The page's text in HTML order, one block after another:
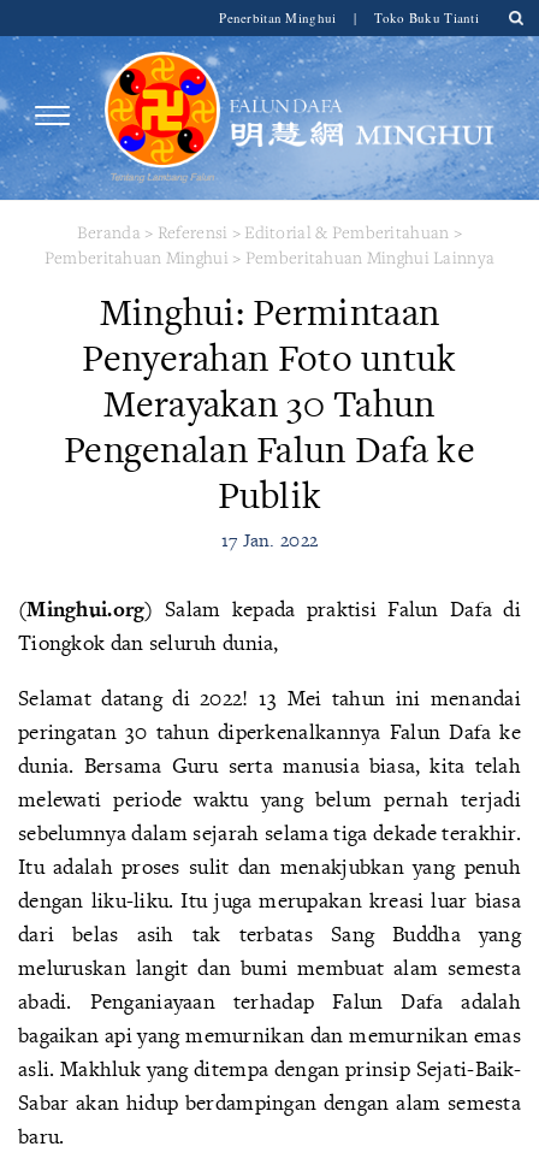
Penerbitan Minghui | Toko Buku Tianti
Beranda > Referensi > Editorial & Pemberitahuan >
Pemberitahuan Minghui > Pemberitahuan Minghui Lainnya
Minghui: Permintaan
Penyerahan Foto untuk
Merayakan 30 Tahun
Pengenalan Falun Dafa ke
Publik
17 Jan. 2022
(Minghui.org) Salam kepada praktisi Falun Dafa di
Tiongkok dan seluruh dunia,
Selamat datang di 2022! 13 Mei tahun ini menandai
peringatan 30 tahun diperkenalkannya Falun Dafa ke
dunia. Bersama Guru serta manusia biasa, kita telah
melewati periode waktu yang belum pernah terjadi
sebelumnya dalam sejarah selama tiga dekade terakhir.
Itu adalah proses sulit dan menakjubkan yang penuh
dengan liku-liku. Itu juga merupakan kreasi luar biasa
dari belas asih tak terbatas Sang Buddha yang
meluruskan langit dan bumi membuat alam semesta
abadi. Penganiayaan terhadap Falun Dafa adalah
bagaikan api yang memurnikan dan memurnikan emas
asli. Makhluk yang ditempa dengan prinsip Sejati-Baik-
Sabar akan hidup berdampingan dengan alam semesta
baru.